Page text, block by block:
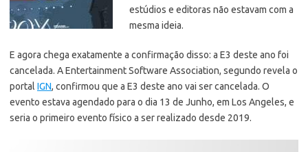
estúdios e editoras não estavam com a
mesma ideia.
E agora chega exatamente a confirmação disso: a E3 deste ano foi
cancelada. A Entertainment Software Association, segundo revela o
portal IGN, confirmou que a E3 deste ano vai ser cancelada. O
evento estava agendado para o dia 13 de Junho, em Los Angeles, e
seria o primeiro evento físico a ser realizado desde 2019.